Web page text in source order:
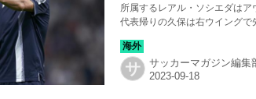
所属するレアル・ソシエダはア
代表帰りの久保は右ウイングで
対策にあってボールに触れる回
を許し、逆転負けを喫すること
サ サッカーマガジン編集